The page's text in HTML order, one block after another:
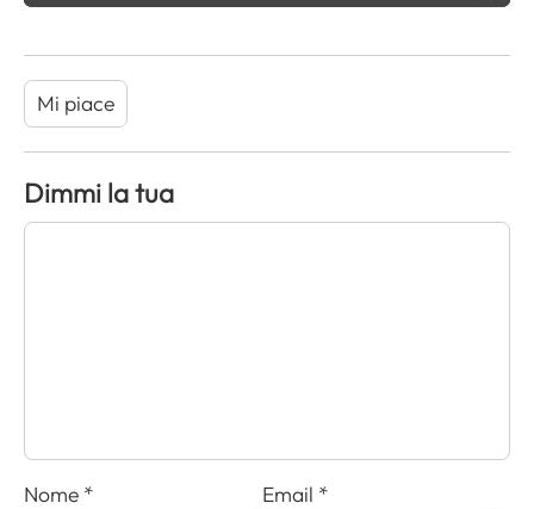
y
e
r
Mi piace
Dimmi la tua
Nome * Email *